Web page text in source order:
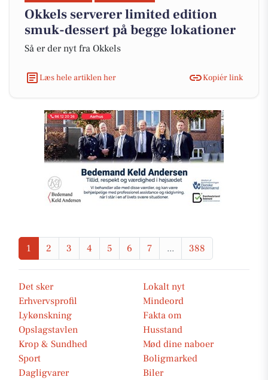
Okkels serverer limited edition
smuk-dessert på begge lokationer
Så er der nyt fra Okkels
Læs hele artiklen her Kopiér link
1 2 3 4 5 6 7 ... 388
Det sker
Lokalt nyt
Erhvervsprofil
Mindeord
Lykønskning
Fakta om
Opslagstavlen
Husstand
Krop & Sundhed
Mød dine naboer
Sport
Boligmarked
Dagligvarer
Biler